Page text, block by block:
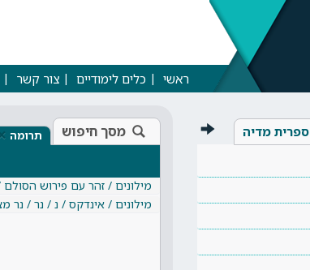
ראשי כלים לימודיים צור קשר
ספרית מדיה מסך חיפוש תרומה
מילונים / זהר עם פירוש
מילונים / אינדקס / נ / נר / נר